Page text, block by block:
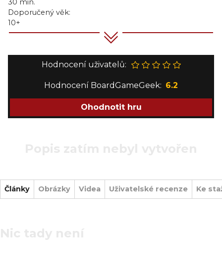
30 min.
Doporučený věk:
10+
Hodnocení uživatelů:
Hodnocení BoardGameGeek: 6.2
Ohodnotit hru
Články Obrázky Videa Uživatelské recenze Ke